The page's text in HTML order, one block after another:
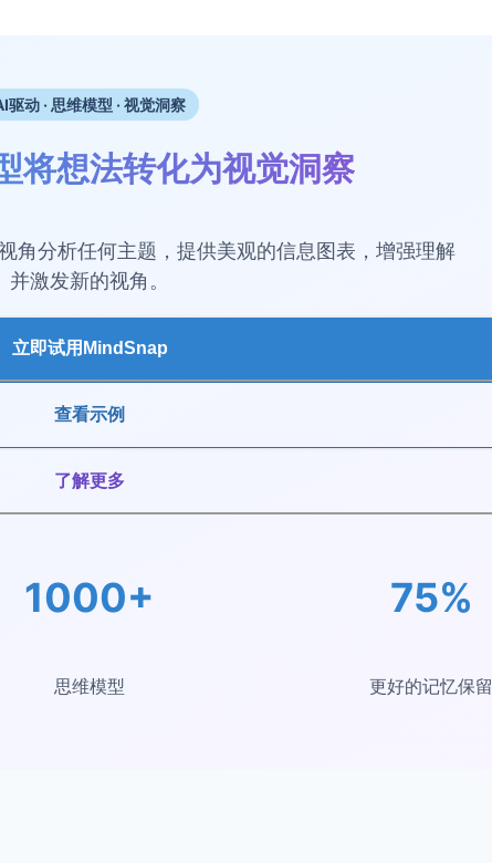
驱动 · 思维模型 · 视觉洞察
将想法转化为视觉洞察
角分析任何主题，提供美观的信息图表，增强理解
并激发新的视角。
立即试用MindSnap
查看示例
了解更多
1000+
思维模型
75%
更好的记忆保留